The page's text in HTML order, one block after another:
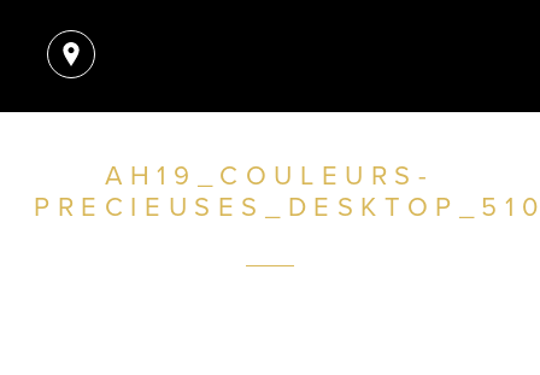
AH19_COULEURS-